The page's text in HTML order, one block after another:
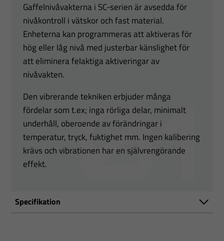
Gaffelnivåvakterna i SC-serien är avsedda för
nivåkontroll i vätskor och fast material.
Enheterna kan programmeras att aktiveras för
hög eller låg nivå med justerbar känslighet för
att eliminera felaktiga aktiveringar av
nivåvakten.
Den vibrerande tekniken erbjuder många
fördelar som t.ex; inga rörliga delar, minimalt
underhåll, oberoende av förändringar i
temperatur, tryck, fuktighet mm. Ingen kalibering
krävs och vibrationen har en självrengörande
effekt.
Specifikation